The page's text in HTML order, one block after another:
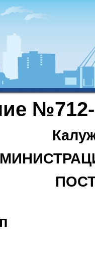
№712-